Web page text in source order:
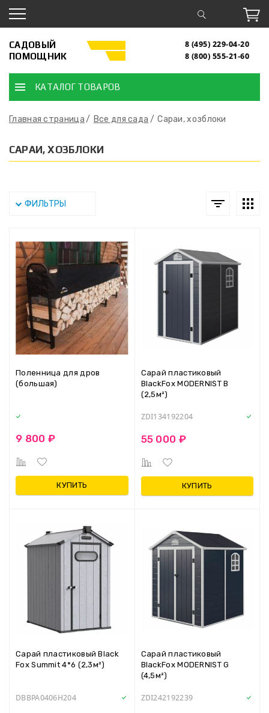
САДОВЫЙ
ПОМОЩНИК
8 (495) 229-04-20
8 (800) 555-21-60
КАТАЛОГ ТОВАРОВ
Главная страница Все для сада Сараи, хозблоки
САРАИ, ХОЗБЛОКИ
ФИЛЬТРЫ
Поленница для дров
(большая)
9 800 ₽
КУПИТЬ
Сарай пластиковый
BlackFox MODERNIST B
(2,5м²)
ZDI134192204
55 000 ₽
КУПИТЬ
Сарай пластиковый Black
Fox Summit 4*6 (2,3м²)
DBBPA0406H204
Сарай пластиковый
BlackFox MODERNIST G
(4,5м²)
ZDI242192239